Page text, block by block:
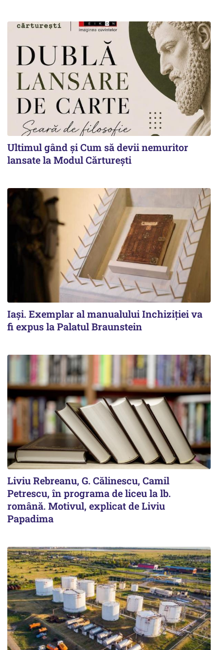
Ultimul gând și Cum să devii nemuritor
lansate la Modul Cărturești
Iași. Exemplar al manualului Inchiziției va
fi expus la Palatul Braunstein
Liviu Rebreanu, G. Călinescu, Camil
Petrescu, în programa de liceu la lb.
română. Motivul, explicat de Liviu
Papadima